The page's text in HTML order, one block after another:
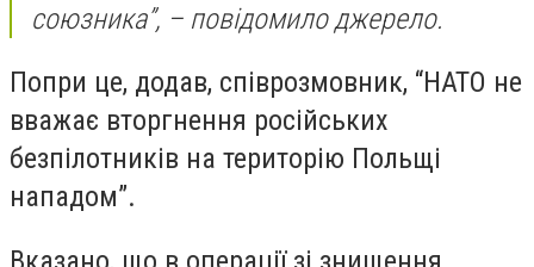
союзника”, – повідомило джерело.
Попри це, додав, співрозмовник, “НАТО не
вважає вторгнення російських
безпілотників на територію Польщі
нападом”.